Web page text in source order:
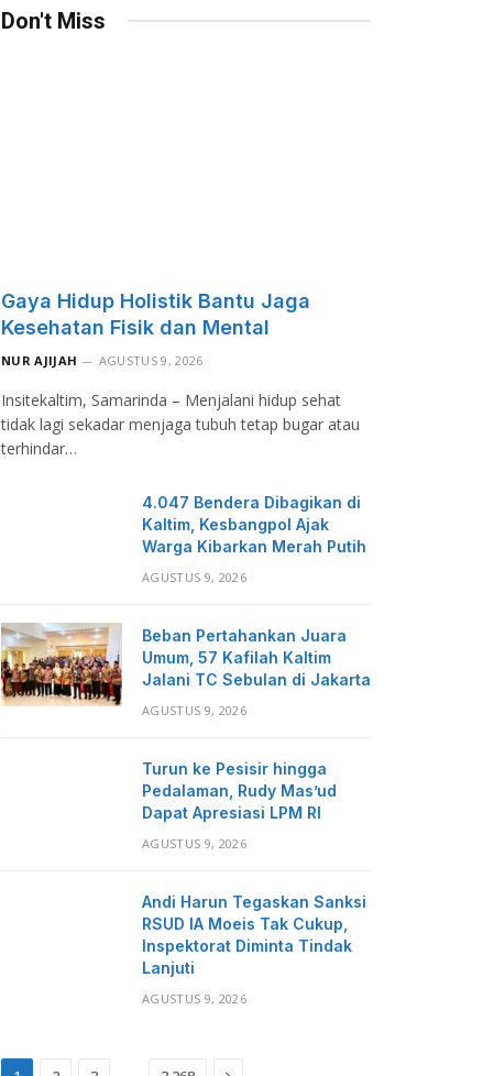
Don't Miss
Gaya Hidup Holistik Bantu Jaga
Kesehatan Fisik dan Mental
NUR AJIJAH AGUSTUS 9, 2026
Insitekaltim, Samarinda – Menjalani hidup sehat
tidak lagi sekadar menjaga tubuh tetap bugar atau
terhindar…
4.047 Bendera Dibagikan di
Kaltim, Kesbangpol Ajak
Warga Kibarkan Merah Putih
AGUSTUS 9, 2026
Beban Pertahankan Juara
Umum, 57 Kafilah Kaltim
Jalani TC Sebulan di Jakarta
AGUSTUS 9, 2026
Turun ke Pesisir hingga
Pedalaman, Rudy Mas’ud
Dapat Apresiasi LPM RI
AGUSTUS 9, 2026
Andi Harun Tegaskan Sanksi
RSUD IA Moeis Tak Cukup,
Inspektorat Diminta Tindak
Lanjuti
AGUSTUS 9, 2026